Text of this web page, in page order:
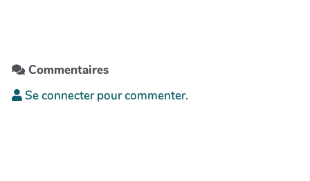
Commentaires
Se connecter pour commenter.